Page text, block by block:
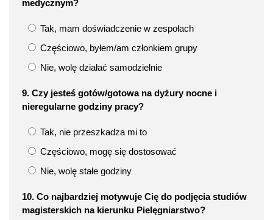
medycznym?
Tak, mam doświadczenie w zespołach
Częściowo, byłem/am członkiem grupy
Nie, wolę działać samodzielnie
9. Czy jesteś gotów/gotowa na dyżury nocne i
nieregularne godziny pracy?
Tak, nie przeszkadza mi to
Częściowo, mogę się dostosować
Nie, wolę stałe godziny
10. Co najbardziej motywuje Cię do podjęcia studiów
magisterskich na kierunku Pielęgniarstwo?